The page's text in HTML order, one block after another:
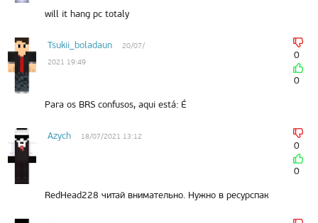
will it hang pc totaly
Tsukii_boladaun
20/07/
2021 19:49
0
0
Para os BRS confusos, aqui está: É
Azych 18/07/2021 13:12
0
0
RedHead228 читай внимательно. Нужно в ресурспак